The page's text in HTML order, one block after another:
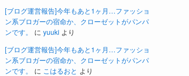
[ブログ運営報告]今年もあと1ヶ月…ファッショ
ン系ブロガーの宿命か、クローゼットがパンパ
ンです。
に yuuki より
[ブログ運営報告]今年もあと1ヶ月…ファッショ
ン系ブロガーの宿命か、クローゼットがパンパ
ンです。
に こはるおと より